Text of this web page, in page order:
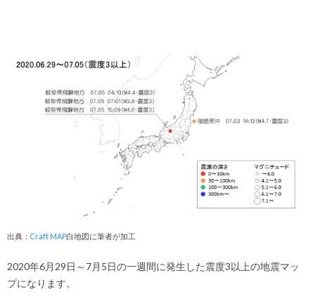
出典： Craft MAP白地図に筆者が加工
2020年6月29日～7月5日の一週間に発生した震度3以上の地震マッ
プになります。